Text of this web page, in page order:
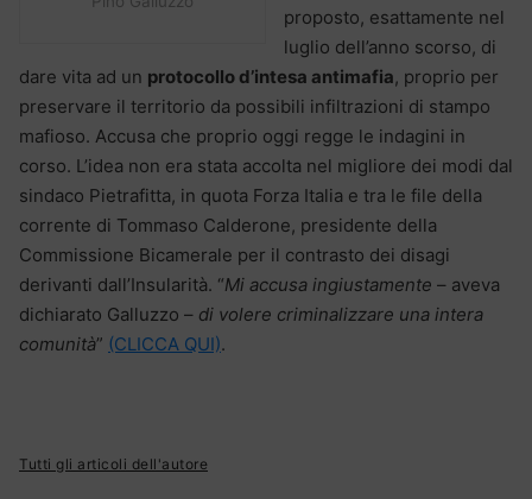
proposto, esattamente nel
luglio dell’anno scorso, di
dare vita ad un protocollo d’intesa antimafia, proprio per
preservare il territorio da possibili infiltrazioni di stampo
mafioso. Accusa che proprio oggi regge le indagini in
corso. L’idea non era stata accolta nel migliore dei modi dal
sindaco Pietrafitta, in quota Forza Italia e tra le file della
corrente di Tommaso Calderone, presidente della
Commissione Bicamerale per il contrasto dei disagi
derivanti dall’Insularità. “Mi accusa ingiustamente – aveva
dichiarato Galluzzo – di volere criminalizzare una intera
comunità” (CLICCA QUI).
Tutti gli articoli dell'autore